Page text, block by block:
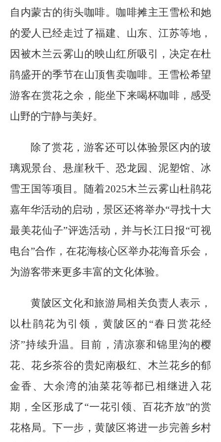
自内蒙古的街头咖啡。咖啡摊主王雪松和她
的爱人已经走过了福建、山东、江苏等地，
因被木兰云雾山的映山红所吸引，决定在杜
鹃盛开的季节在山顶售卖咖啡。王雪松希望
游客在赏花之余，能坐下来喝杯咖啡，感受
山野的宁静与美好。
除了赏花，游客还可以体验景区内的玻
璃观景台、悬崖秋千、恐龙园、泥塑馆、冰
雪王国等项目。随着2025木兰云雾山杜鹃花
嘉年华活动的启动，景区还将举办“寻找十大
最美花仙子”评选活动，并与长江日报“可视
电台”合作，在花海核心区举办花海音乐会，
为游客带来更多丰富的文化体验。
黄陂区文化和旅游局相关负责人表示，
以杜鹃花为引领，黄陂区的“春日赏花经
济”持续升温。目前，清凉寨和锦里沟的樱
花、花乡茶谷的贵妃南极红、木兰花乡的郁
金香、大余湾的油菜花等都已相继进入花
期，全区形成了“一花引领、百花齐放”的赏
花格局。下一步，黄陂区将进一步完善乡村